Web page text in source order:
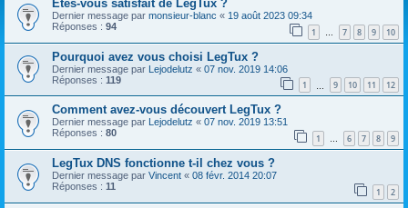
Êtes-vous satisfait de LegTux ?
Dernier message par monsieur-blanc « 19 août 2023 09:34
Réponses : 94 1 … 7 8 9 10
Pourquoi avez vous choisi LegTux ?
Dernier message par Lejodelutz « 07 nov. 2019 14:06
Réponses : 119 1 9 10 11 12
Comment avez-vous découvert LegTux ?
Dernier message par Lejodelutz « 07 nov. 2019 13:51
Réponses : 80 1 … 6 7 8 9
LegTux DNS fonctionne t-il chez vous ?
Dernier message par Vincent « 08 févr. 2014 20:07
Réponses : 11 1 2